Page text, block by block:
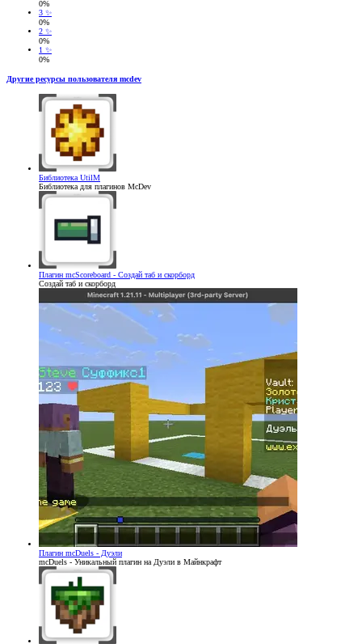
0%
3 ✨
0%
2 ✨
0%
1 ✨
0%
Другие ресурсы пользователя mcdev
Библиотека UtilM
Библиотека для плагинов McDev
Плагин mcScoreboard - Создай таб и скорборд
Создай таб и скорборд
Плагин mcDuels - Дуэли
mcDuels - Уникальный плагин на Дуэли в Майнкрафт